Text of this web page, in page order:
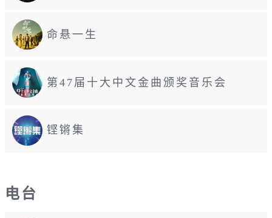
命悬一生
第47届十大中文金曲颁奖音乐会
铿锵集
电台